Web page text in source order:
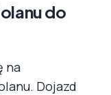
do
na
Dojazd